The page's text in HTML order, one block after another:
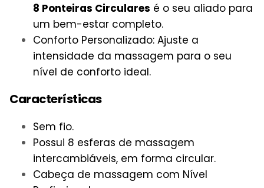
8 Ponteiras Circulares é o seu aliado para
um bem-estar completo.
Conforto Personalizado: Ajuste a
intensidade da massagem para o seu
nível de conforto ideal.
Características
Sem fio.
Possui 8 esferas de massagem
intercambiáveis, em forma circular.
Cabeça de massagem com Nível